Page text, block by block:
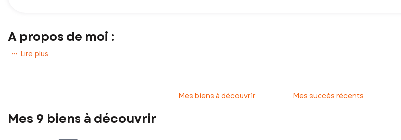
A propos de moi :
Bonjour et bienvenue sur mon site !
privilégié et de vous apporter efficacité, professionnalisme et rigueur !
Montois depuis 20 ANS, bénéficiez de mon expertise sur Monts et les alentours.
Lire plus
Mes biens à découvrir Mes succès récents
Mes 9 biens à découvrir